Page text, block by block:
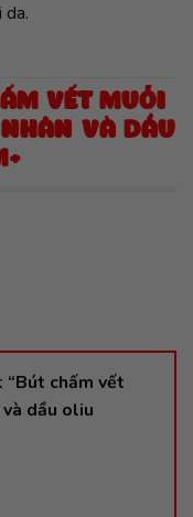
da.
VẾT MUỖI
VÀ DẦU
chấm vết
dầu oliu